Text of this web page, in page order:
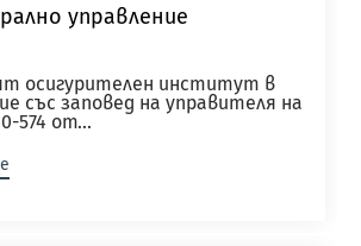
управление
осигурителен институт в
със заповед на управителя на
574 от...